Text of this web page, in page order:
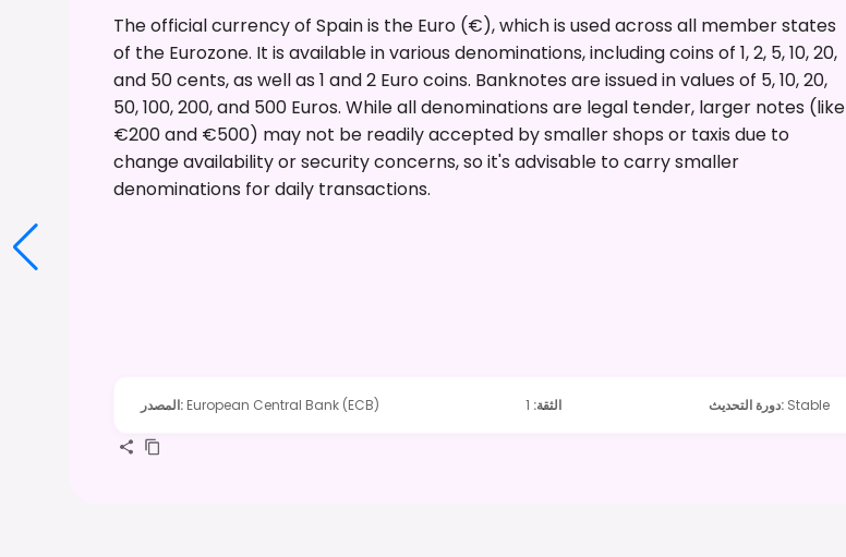
The official currency of Spain is the Euro (€), which is used across all member states
of the Eurozone. It is available in various denominations, including coins of 1, 2, 5, 10, 20,
and 50 cents, as well as 1 and 2 Euro coins. Banknotes are issued in values of 5, 10, 20,
50, 100, 200, and 500 Euros. While all denominations are legal tender, larger notes (like
€200 and €500) may not be readily accepted by smaller shops or taxis due to
change availability or security concerns, so it's advisable to carry smaller
denominations for daily transactions.
المصدر: European Central Bank (ECB) الثقة:
1 دورة التحديث: Stable